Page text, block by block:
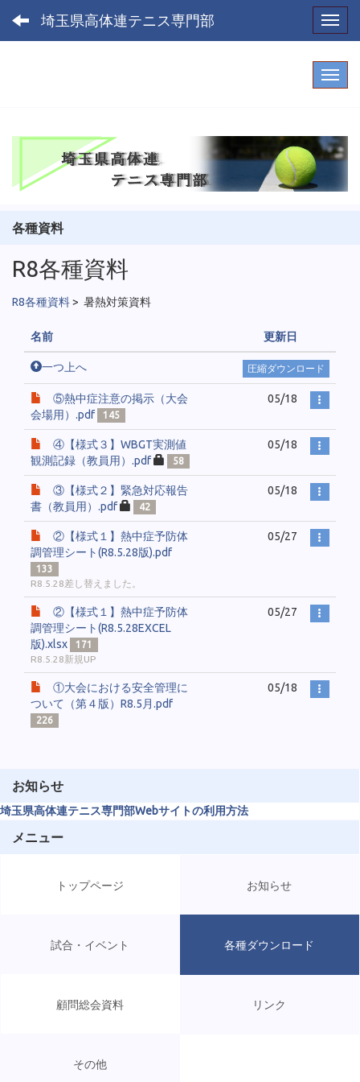
埼玉県高体連テニス専門部
各種資料
R8各種資料
R8各種資料> 暑熱対策資料
名前 更新日
一つ上へ 圧縮ダウンロード
⑤熱中症注意の掲示（大会
会場用）.pdf
145
05/18
④【様式３】WBGT実測値
観測記録（教員用）.pdf
58
05/18
③【様式２】緊急対応報告
書（教員用）.pdf
42
05/18
②【様式１】熱中症予防体
調管理シート(R8.5.28版).pdf
133
R8.5.28差し替えました。
05/27
②【様式１】熱中症予防体
調管理シート(R8.5.28EXCEL
版).xlsx
171
R8.5.28新規UP
05/27
①大会における安全管理に
ついて（第４版）R8.5月.pdf
226
05/18
お知らせ
埼玉県高体連テニス専門部Webサイトの利用方法
メニュー
トップページ お知らせ
試合・イベント 各種ダウンロード
顧問総会資料 リンク
その他